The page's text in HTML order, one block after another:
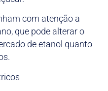
com atenção a
que pode alterar o
de etanol quanto